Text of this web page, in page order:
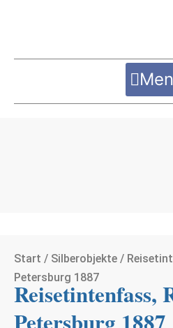
Start / Silberobjekte /
Petersburg 1887
Reisetintenfass,